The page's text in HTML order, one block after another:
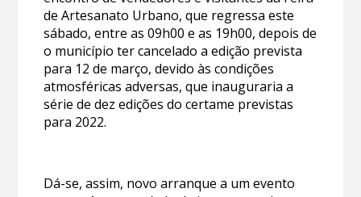
de Artesanato Urbano, que regressa este
sábado, entre as 09h00 e as 19h00, depois de
o município ter cancelado a edição prevista
para 12 de março, devido às condições
atmosféricas adversas, que inauguraria a
série de dez edições do certame previstas
para 2022.
Dá-se, assim, novo arranque a um evento